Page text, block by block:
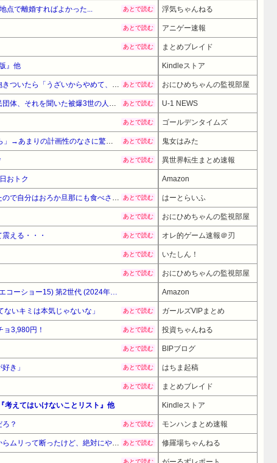
で離婚すればよかった... あとで読む 浮気ちゃんねる
あとで読む アニゲー速報
あとで読む まとめブレイド
』他 Kindleストア
あとで読む おにひめちゃんの監視部屋
あとで読む U-1 NEWS
あとで読む ゴールデンタイムズ
あとで読む 鬼女はみた
あとで読む 異世界転生まとめ速報
おトク Amazon
あとで読む はーとらいふ
あとで読む おにひめちゃんの監視部屋
える・・・ あとで読む オレ的ゲーム速報＠刃
あとで読む いたしん！
あとで読む おにひめちゃんの監視部屋
Amazon
いキミは本気じゃないな」 あとで読む ガールズVIPまとめ
3,980円！ あとで読む 投資ちゃんねる
あとで読む BIPブログ
き」 あとで読む はちま起稿
あとで読む まとめブレイド
考えてはいけないことリスト』他 Kindleストア
？ あとで読む モンハンまとめ速報
あとで読む 修羅場ちゃんねる
あとで読む